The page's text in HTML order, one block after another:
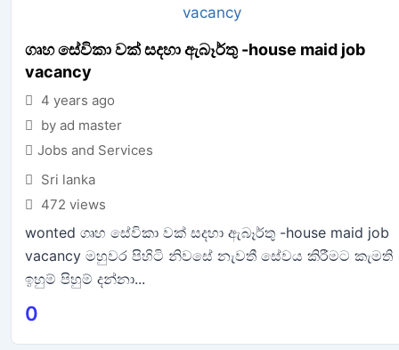
ගෘහ සේවිකා වක් සදහා ඇබෑර්තු -house maid job
vacancy
4 years ago
by ad master
Jobs and Services
Sri lanka
472 views
wonted ගෘහ සේවිකා වක් සදහා ඇබෑර්තු -house maid job
vacancy මහුවර පිහිටි නිවසේ නැවතී සේවය කිරීමට කැමති
ඉහුම් පිහුම් දන්නා...
0